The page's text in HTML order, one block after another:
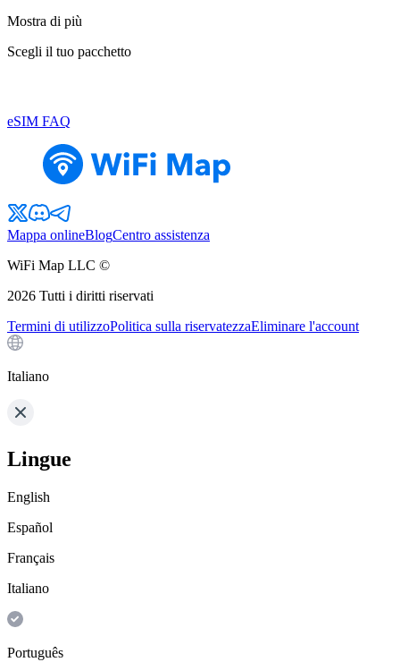
Mostra di più
Scegli il tuo pacchetto
eSIM FAQ
Mappa onlineBlogCentro assistenza
WiFi Map LLC ©
2026 Tutti i diritti riservati
Termini di utilizzoPolitica sulla riservatezzaEliminare l'account
Italiano
Lingue
English
Español
Français
Italiano
Português